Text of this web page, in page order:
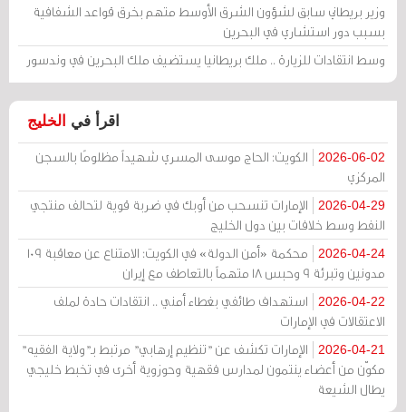
وزير بريطاني سابق لشؤون الشرق الأوسط متهم بخرق قواعد الشفافية
بسبب دور استشاري في البحرين
وسط انتقادات للزيارة .. ملك بريطانيا يستضيف ملك البحرين في وندسور
اقرأ في الخليج
2026-06-02
الكويت: الحاج موسى المسري شهيداً مظلومًا بالسجن
المركزي
2026-04-29
الإمارات تنسحب من أوبك في ضربة قوية لتحالف منتجي
النفط وسط خلافات بين دول الخليج
2026-04-24
محكمة «أمن الدولة» في الكويت: الامتناع عن معاقبة 109
مدونين وتبرئة 9 وحبس 18 متهماً بالتعاطف مع إيران
2026-04-22
استهداف طائفي بغطاء أمني .. انتقادات حادة لملف
الاعتقالات في الإمارات
2026-04-21
الإمارات تكشف عن "تنظيم إرهابي" مرتبط بـ"ولاية الفقيه"
مكوّن من أعضاء ينتمون لمدارس فقهية وحوزوية أخرى في تخبط خليجي
يطال الشيعة